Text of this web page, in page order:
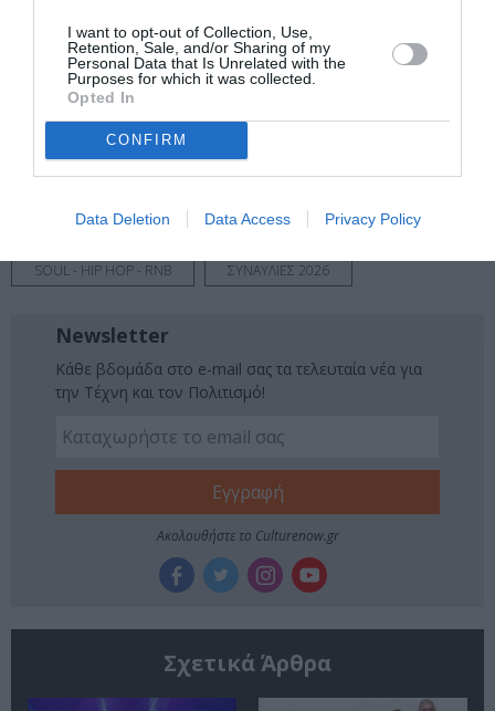
I want to opt-out of Collection, Use,
Retention, Sale, and/or Sharing of my
Personal Data that Is Unrelated with the
Purposes for which it was collected.
Opted In
CONFIRM
Data Deletion Data Access Privacy Policy
μάθετε πρώτοι όλες τις ειδήσεις
Δείτε όλα τατελευταία νέαγια την Τέχνη και τον
Πολιτισμό στοCulturenow.gr
Νέοι Διαγωνισμοί❯
Tags
SOUL - HIP HOP - RNB ΣΥΝΑΥΛΙΕΣ 2026
Newsletter
Κάθε βδομάδα στο e-mail σας τα τελευταία νέα για
την Τέχνη και τον Πολιτισμό!
Ακολουθήστε το Culturenow.gr
Σχετικά Άρθρα